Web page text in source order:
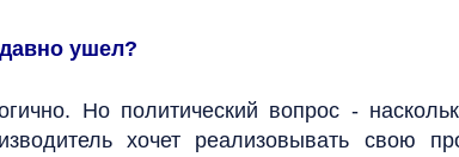
ушел?
Но политический вопрос -
хочет реализовывать свою